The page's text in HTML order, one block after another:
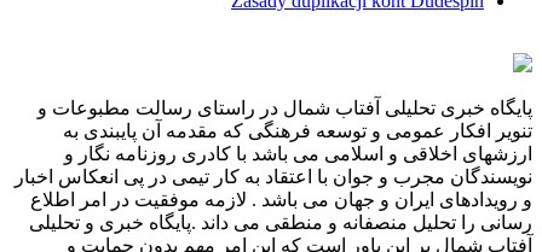
پایگاه خبری تحلیلی آفتاب شمال در راستای رسالت مطبوعات و
تنویر افکار عمومی و توسعه فرهنگی که مقدمه آن پایبندی به
ارزشهای اخلاقی و اسلامی می باشد با کادری روزنامه نگار و
نویسندگان مجرب و جوان با اعتقاد به کار تیمی در پی انعکاس اخبار
و رویدادهای ایران و جهان می باشد . لازمه موفقیت در امر اطلاع
رسانی را تحلیل منصفانه و منطقی می داند .پایگاه خبری و تحلیلی
آفتاب شمال بر این باور است که این امر مهم بدون حمایت و